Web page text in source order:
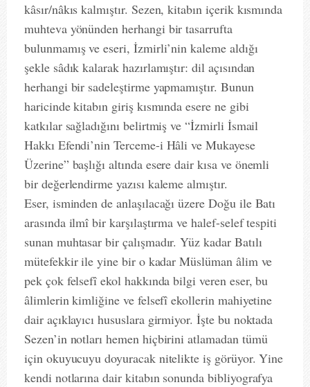
kâsır/nâkıs kalmıştır. Sezen, kitabın içerik kısmında
muhteva yönünden herhangi bir tasarrufta
bulunmamış ve eseri, İzmirli’nin kaleme aldığı
şekle sâdık kalarak hazırlamıştır: dil açısından
herhangi bir sadeleştirme yapmamıştır. Bunun
haricinde kitabın giriş kısmında esere ne gibi
katkılar sağladığını belirtmiş ve “İzmirli İsmail
Hakkı Efendi’nin Terceme-i Hâli ve Mukayese
Üzerine” başlığı altında esere dair kısa ve önemli
bir değerlendirme yazısı kaleme almıştır.
Eser, isminden de anlaşılacağı üzere Doğu ile Batı
arasında ilmî bir karşılaştırma ve halef-selef tespiti
sunan muhtasar bir çalışmadır. Yüz kadar Batılı
mütefekkir ile yine bir o kadar Müslüman âlim ve
pek çok felsefî ekol hakkında bilgi veren eser, bu
âlimlerin kimliğine ve felsefî ekollerin mahiyetine
dair açıklayıcı hususlara girmiyor. İşte bu noktada
Sezen’in notları hemen hiçbirini atlamadan tümü
için okuyucuyu doyuracak nitelikte iş görüyor. Yine
kendi notlarına dair kitabın sonunda bibliyografya